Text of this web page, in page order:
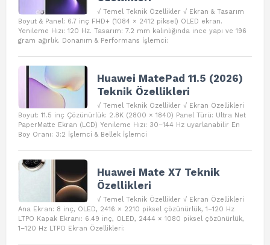
√ Temel Teknik Özellikler √ Ekran & Tasarım
Boyut & Panel: 6.7 inç FHD+ (1084 × 2412 piksel) OLED ekran.
Yenileme Hızı: 120 Hz. Tasarım: 7.2 mm kalınlığında ince yapı ve 196
gram ağırlık. Donanım & Performans İşlemci:
Huawei MatePad 11.5 (2026)
Teknik Özellikleri
√ Temel Teknik Özellikler √ Ekran Özellikleri
Boyut: 11.5 inç Çözünürlük: 2.8K (2800 × 1840) Panel Türü: Ultra Net
PaperMatte Ekran (LCD) Yenileme Hızı: 30–144 Hz uyarlanabilir En
Boy Oranı: 3:2 İşlemci & Bellek İşlemci
Huawei Mate X7 Teknik
Özellikleri
√ Temel Teknik Özellikler √ Ekran Özellikleri
Ana Ekran: 8 inç, OLED, 2416 × 2210 piksel çözünürlük, 1–120 Hz
LTPO Kapak Ekranı: 6.49 inç, OLED, 2444 × 1080 piksel çözünürlük,
1–120 Hz LTPO Ekran Özellikleri: